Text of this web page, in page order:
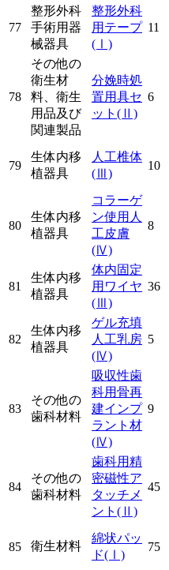
77
整形外科
手術用器
械器具
整形外科
用テープ
(Ⅰ)
11
78
その他の
衛生材
料、衛生
用品及び
関連製品
分娩時処
置用具セ
ット (Ⅱ)
6
79
生体内移
植器具
人工椎体
(Ⅲ)
10
80
生体内移
植器具
コラーゲ
ン使用人
工皮膚
(Ⅳ)
8
81
生体内移
植器具
体内固定
用ワイヤ
(Ⅲ)
36
82
生体内移
植器具
ゲル充填
人工乳房
(Ⅳ)
5
83
その他の
歯科材料
吸収性歯
科用骨再
建インプ
ラント材
(Ⅳ)
9
84
その他の
歯科材料
歯科用精
密磁性ア
タッチメ
ント (Ⅱ)
45
85 衛生材料
綿状パッ
ド(Ⅰ)
75